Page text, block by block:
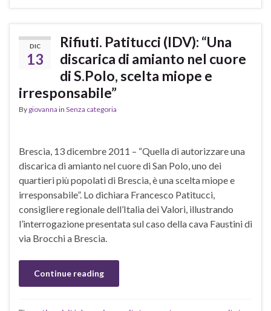
DIC
13
Rifiuti. Patitucci (IDV): “Una
discarica di amianto nel cuore
di S.Polo, scelta miope e
irresponsabile”
By giovanna in Senza categoria
Brescia, 13 dicembre 2011 – “Quella di autorizzare una
discarica di amianto nel cuore di San Polo, uno dei
quartieri più popolati di Brescia, è una scelta miope e
irresponsabile”. Lo dichiara Francesco Patitucci,
consigliere regionale dell’Italia dei Valori, illustrando
l’interrogazione presentata sul caso della cava Faustini di
via Brocchi a Brescia.
Continue reading